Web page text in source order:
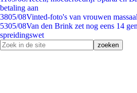
betaling aan
3805/08Vinted-foto's van vrouwen
5305/08Van den Brink zet nog eens 14
spreidingswet